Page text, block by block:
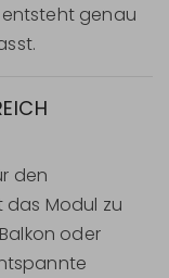
entsteht genau
den
Modul zu
oder